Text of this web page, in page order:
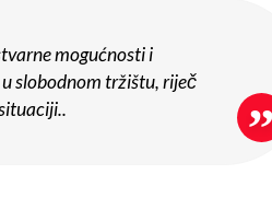
mogućnosti i
slobodnom tržištu, riječ